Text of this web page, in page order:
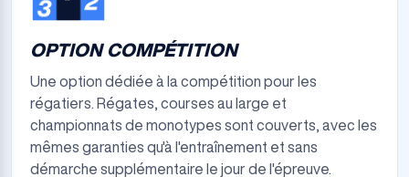
OPTION COMPÉTITION
Une option dédiée à la compétition pour les
régatiers. Régates, courses au large et
championnats de monotypes sont couverts, avec les
mêmes garanties qu'à l'entraînement et sans
démarche supplémentaire le jour de l'épreuve.